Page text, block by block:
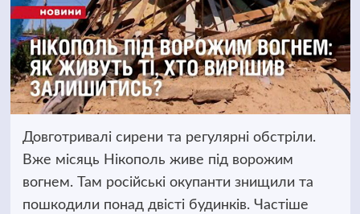
Довготривалі сирени та регулярні обстріли.
Вже місяць Нікополь живе під ворожим
вогнем. Там російські окупанти знищили та
пошкодили понад двісті будинків. Частіше